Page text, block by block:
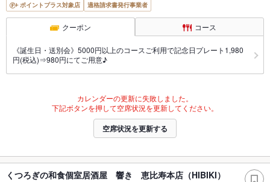
ポイントプラス対象店
適格請求書発行事業者
クーポン コース
《誕生日・送別会》5000円以上のコースご利用で記念日プレート1,980
円(税込)⇒980円にてご用意♪
カレンダーの更新に失敗しました。
下記ボタンを押して空席状況を更新してください。
空席状況を更新する
くつろぎの和食個室居酒屋 響き 恵比寿本店（HIBIKI）